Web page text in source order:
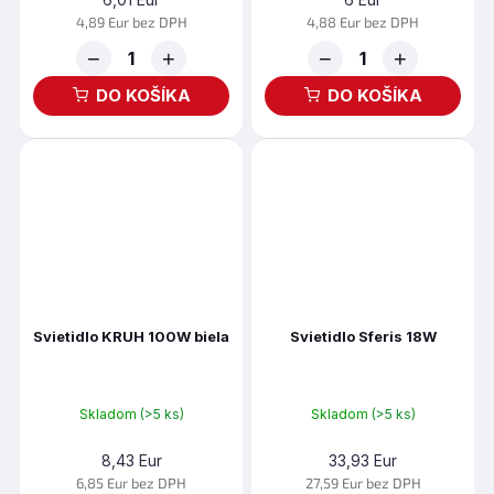
4,89 Eur bez DPH
− +
DO KOŠÍKA
4,88 Eur bez DPH
− +
DO KOŠÍKA
Svietidlo KRUH 100W biela
Skladom (>5 ks)
8,43 Eur
6,85 Eur bez DPH
Svietidlo Sferis 18W
Skladom (>5 ks)
33,93 Eur
27,59 Eur bez DPH